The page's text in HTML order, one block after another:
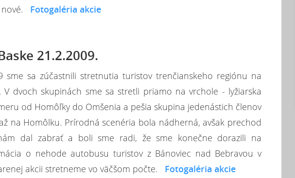
nové. Fotogaléria akcie
21.2.2009.
sme sa zúčastnili stretnutia turistov trenčianskeho regiónu na
V dvoch skupinách sme sa stretli priamo na vrchole - lyžiarska
od Homôľky do Omšenia a pešia skupina jedenástich členov
na Homôlku. Prírodná scenéria bola nádherná, avšak prechod
dal zabrať a boli sme radi, že sme konečne dorazili na
o nehode autobusu turistov z Bánoviec nad Bebravou v
akcii stretneme vo väčšom počte. Fotogaléria akcie